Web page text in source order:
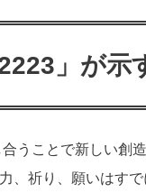
」が示
うことで新しい創
、祈り、願いはす